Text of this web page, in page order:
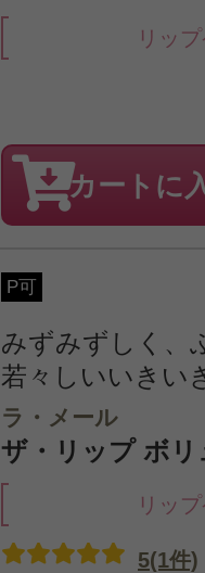
リッ
カートに
P可
みずみずしく、
若々しいいきい
ラ・メール
ザ・リップ ボ
リッ
5(1件)